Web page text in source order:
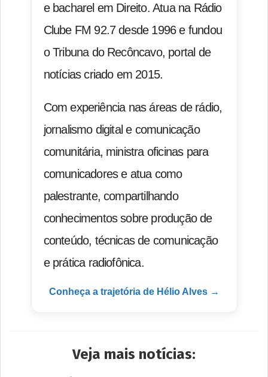
e bacharel em Direito. Atua na Rádio
Clube FM 92.7 desde 1996 e fundou
o Tribuna do Recôncavo, portal de
notícias criado em 2015.
Com experiência nas áreas de rádio,
jornalismo digital e comunicação
comunitária, ministra oficinas para
comunicadores e atua como
palestrante, compartilhando
conhecimentos sobre produção de
conteúdo, técnicas de comunicação
e prática radiofônica.
Conheça a trajetória de Hélio Alves →
Veja mais notícias: